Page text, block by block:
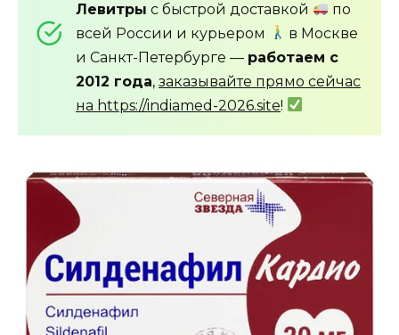
Левитры с быстрой доставкой
по
всей России и курьером
в Москве
и Санкт-Петербурге — работаем с
2012 года, заказывайте прямо сейчас
на https://indiamed-2026.site!